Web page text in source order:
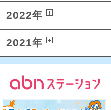
2022年
2021年